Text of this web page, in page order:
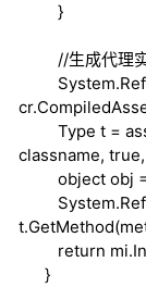
}
//生成代理
Type t =
classname, true,
object obj
return
}